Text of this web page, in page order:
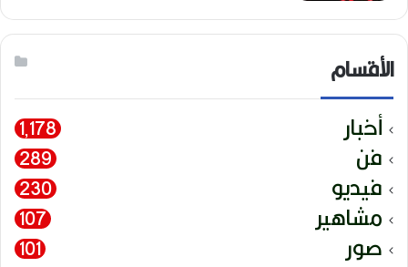
الأقسام
أخبار 1٬178
فن 289
فيديو 230
مشاهير 107
صور 101